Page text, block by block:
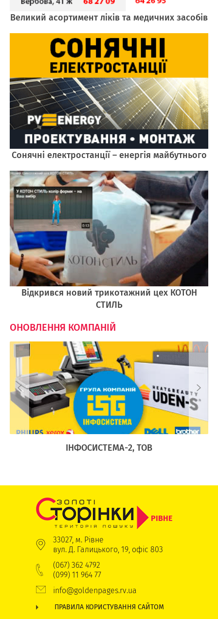
Великий асортимент ліків та медичних засобів
Cонячні електростанції – енергія майбутнього
Відкрився новий трикотажний цех КОТОН
СТИЛЬ
ОНОВЛЕННЯ КОМПАНІЙ
ІНФОСИСТЕМА-2, ТОВ
РІВНЕ
33027, м. Рівне
вул. Д. Галицького, 19, офіс 803
(067) 362 4792
(099) 11 964 77
info@goldenpages.rv.ua
ПРАВИЛА КОРИСТУВАННЯ САЙТОМ